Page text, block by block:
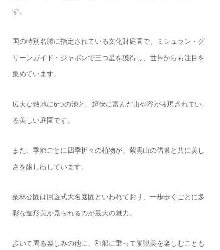
す。
国の特別名勝に指定されている文化財庭園で、ミシュラン・グ
リーンガイド・ジャポンで三つ星を獲得し、世界からも注目を
集めています。
広大な敷地に6つの池と、起伏に富んだ山や谷が表現されてい
る美しい庭園です。
また、季節ごとに四季折々の植物が、紫雲山の借景と共に美し
さを醸し出しています。
栗林公園は回遊式大名庭園といわれており、一歩歩くごとに多
彩な造形美が見られるのが最大の魅力。
歩いて周る楽しみの他に、和船に乗って景観美を楽しむことも